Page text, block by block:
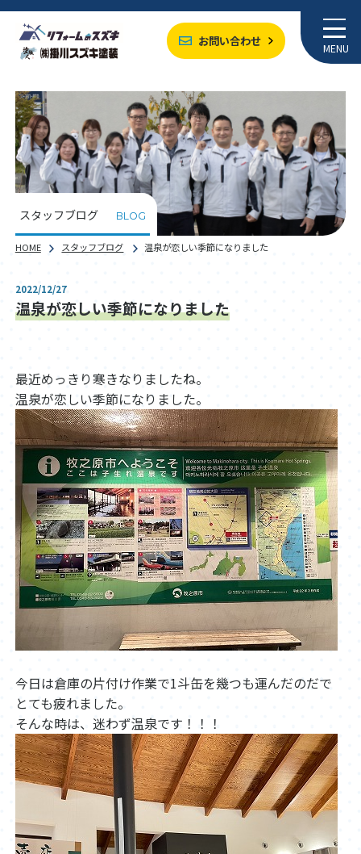
お問い合わせ MENU
スタッフブログ BLOG
HOME スタッフブログ 温泉が恋しい季節になりました
2022/12/27
温泉が恋しい季節になりました
最近めっきり寒きなりましたね。
温泉が恋しい季節になりました。
今日は倉庫の片付け作業で1斗缶を幾つも運んだのだで
とても疲れました。
そんな時は、迷わず温泉です！！！